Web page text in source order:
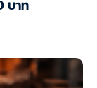
บาท